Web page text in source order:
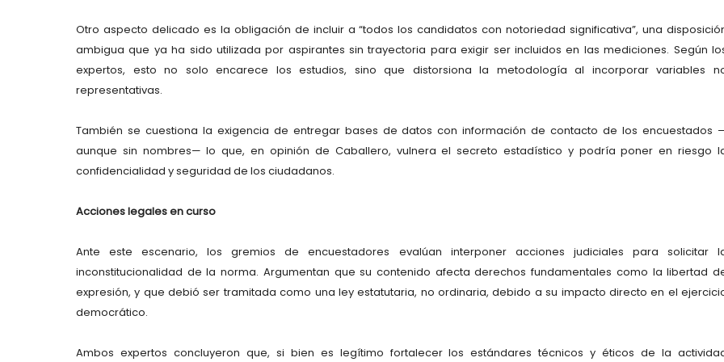
Otro aspecto delicado es la obligación de incluir a “todos los candidatos con notoriedad significativa”, una
ambigua que ya ha sido utilizada por aspirantes sin trayectoria para exigir ser incluidos en las mediciones. Según
expertos, esto no solo encarece los estudios, sino que distorsiona la metodología al incorporar variables
representativas.
También se cuestiona la exigencia de entregar bases de datos con información de contacto de los encuestados
aunque sin nombres— lo que, en opinión de Caballero, vulnera el secreto estadístico y podría poner en riesgo
confidencialidad y seguridad de los ciudadanos.
Acciones legales en curso
Ante este escenario, los gremios de encuestadores evalúan interponer acciones judiciales para solicitar
inconstitucionalidad de la norma. Argumentan que su contenido afecta derechos fundamentales como la libertad
expresión, y que debió ser tramitada como una ley estatutaria, no ordinaria, debido a su impacto directo en el
democrático.
Ambos expertos concluyeron que, si bien es legítimo fortalecer los estándares técnicos y éticos de la